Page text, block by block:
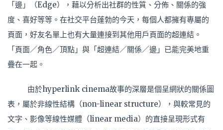
「邊」（Edge），藉以分析出社群的性質、分佈、關係的強
度、喜好等等。在社交平台蓬勃的今天，每個人都擁有專屬的
頁面，好友名單上也有大量連接到其他用戶頁面的超連結。
「頁面／角色／頂點」與「超連結／關係／邊」已能完美地重
疊在一起。
由於hyperlink cinema故事的深層是個呈網狀的關係圖
表，屬於非線性結構（non-linear structure），與較常見的
文字、影像等線性媒體（linear media）的直接呈現形式有